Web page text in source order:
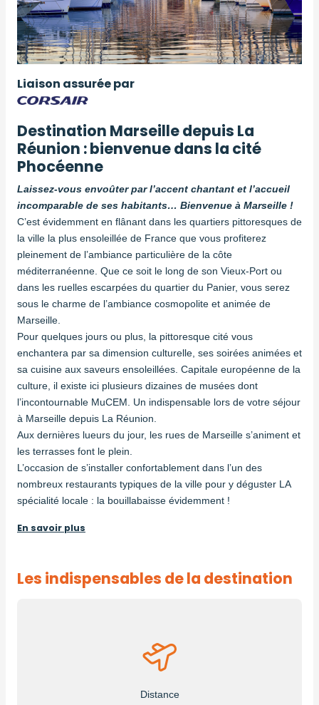
Destination Marseille depuis La
Réunion : bienvenue dans la cité
Phocéenne
Laissez-vous envoûter par l’accent chantant et l’accueil
incomparable de ses habitants… Bienvenue à Marseille !
C’est évidemment en flânant dans les quartiers pittoresques de
la ville la plus ensoleillée de France que vous profiterez
pleinement de l’ambiance particulière de la côte
méditerranéenne. Que ce soit le long de son Vieux-Port ou
dans les ruelles escarpées du quartier du Panier, vous serez
sous le charme de l’ambiance cosmopolite et animée de
Marseille.
Pour quelques jours ou plus, la pittoresque cité vous
enchantera par sa dimension culturelle, ses soirées animées et
sa cuisine aux saveurs ensoleillées. Capitale européenne de la
culture, il existe ici plusieurs dizaines de musées dont
l’incontournable MuCEM. Un indispensable lors de votre séjour
à Marseille depuis La Réunion.
Aux dernières lueurs du jour, les rues de Marseille s’animent et
les terrasses font le plein.
L’occasion de s’installer confortablement dans l’un des
nombreux restaurants typiques de la ville pour y déguster LA
spécialité locale : la bouillabaisse évidemment !
En savoir plus
Liaison assurée par
Les indispensables de la destination
Distance